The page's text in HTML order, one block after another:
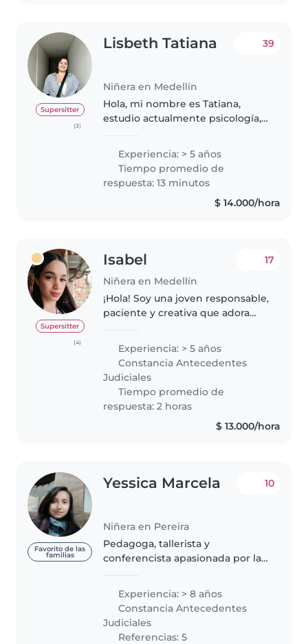
Supersitter
(3)
Lisbeth Tatiana
Niñera en Medellín
39
Hola, mi nombre es Tatiana,
estudio actualmente psicología,
porque en algún momento fui
una, y en muchas ocasiones
necesitamos un angelito que nos
enseñe,..
Experiencia: > 5 años
Tiempo promedio de
respuesta: 13 minutos
$ 14.000/hora
Supersitter
(4)
Isabel
Niñera en Medellín
17
¡Hola! Soy una joven responsable,
paciente y creativa que adora
experiencia con bebés hasta los
6 años de edad, tengo
habilidades en dibujo, lectura,..
Experiencia: > 5 años
Constancia Antecedentes
Judiciales
Tiempo promedio de
respuesta: 2 horas
$ 13.000/hora
Favorito de las
familias
Yessica Marcela
Niñera en Pereira
10
Pedagoga, tallerista y
conferencista apasionada por la
experiencia en coordinación y
orientación formativa, inglés con
metodología de fácil
aprendizaje,..
Experiencia: > 8 años
Constancia Antecedentes
Judiciales
Referencias: 5